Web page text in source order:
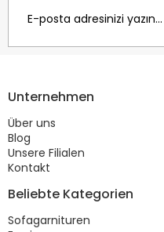
Unternehmen
Über uns
Blog
Unsere Filialen
Kontakt
Beliebte Kategorien
Sofagarnituren